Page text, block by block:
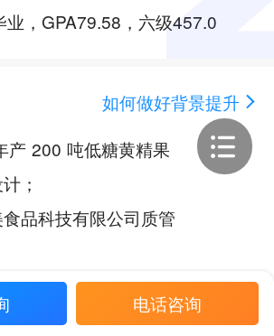
业，GPA79.58，六级457.0
如何做好背景提升
产 200 吨低糖黄精果
；
品科技有限公司质管
有限公司生产部操作
电话咨询